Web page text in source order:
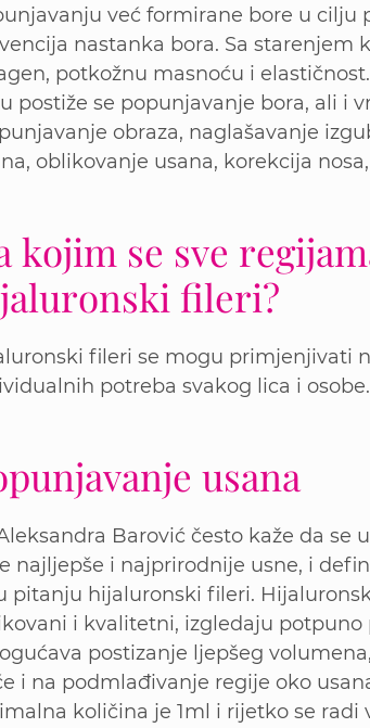
već formirane bore u cilju
nastanka bora. Sa
potkožnu masnoću i
postiže se popunjavanje bora, ali i
obraza, naglašavanje
oblikovanje usana, korekcija
kojim se sve
fileri?
fileri se mogu primjenjivati
potreba svakog lica i osobe.
usana
Barović često kaže da se
najljepše i najprirodnije usne, i
pitanju hijaluronski fileri.
i kvalitetni, izgledaju potpuno
postizanje ljepšeg
i na podmlađivanje regije oko
količina je 1ml i rijetko se radi